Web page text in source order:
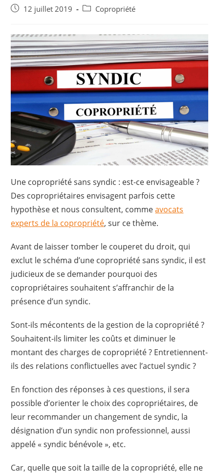
Post12 juillet 2019
PostCopropriété
Une copropriété sans syndic : est-ce envisageable ?
Des copropriétaires envisagent parfois cette
hypothèse et nous consultent, commeavocats
experts de la copropriété, sur ce thème.
Avant de laisser tomber le couperet du droit, qui
exclut le schéma d’une copropriété sans syndic, il est
judicieux de se demander pourquoi des
copropriétaires souhaitent s’affranchir de la
présence d’un syndic.
Sont-ils mécontents de la gestion de la copropriété ?
Souhaitent-ils limiter les coûts et diminuer le
montant des charges de copropriété ? Entretiennent-
ils des relations conflictuelles avec l’actuel syndic ?
En fonction des réponses à ces questions, il sera
possible d’orienter le choix des copropriétaires, de
leur recommander un changement de syndic, la
désignation d’un syndic non professionnel, aussi
appelé « syndic bénévole », etc.
Car, quelle que soit la taille de la copropriété, elle ne